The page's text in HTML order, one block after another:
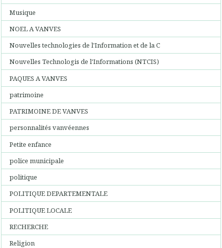
Musique
NOEL A VANVES
Nouvelles technologies de l'Information et de la C
Nouvelles Technologis de l'Informations (NTCIS)
PAQUES A VANVES
patrimoine
PATRIMOINE DE VANVES
personnalités vanvéennes
Petite enfance
police municipale
politique
POLITIQUE DEPARTEMENTALE
POLITIQUE LOCALE
RECHERCHE
Religion